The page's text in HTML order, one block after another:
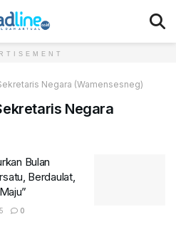
Negara (Wamensesneg)
Negara
Bulan
Berdaulat,
0